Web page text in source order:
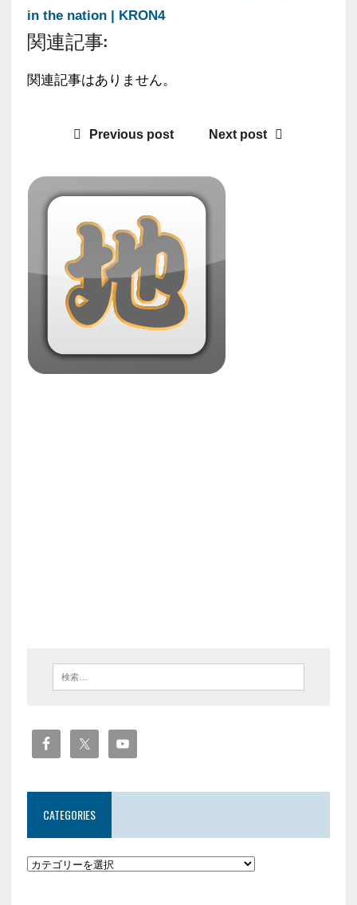
in the nation | KRON4
関連記事:
関連記事はありません。
Previous post Next post
CATEGORIES